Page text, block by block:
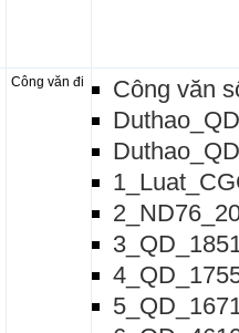
Công văn đi
Công văn